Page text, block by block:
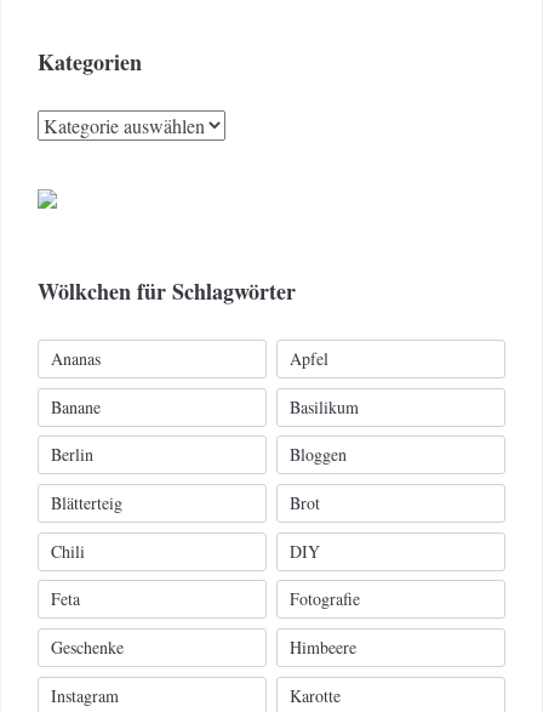
Kategorien
Kategorien
Wölkchen für Schlagwörter
Ananas Apfel
Banane Basilikum
Berlin Bloggen
Blätterteig Brot
Chili DIY
Feta Fotografie
Geschenke Himbeere
Instagram Karotte